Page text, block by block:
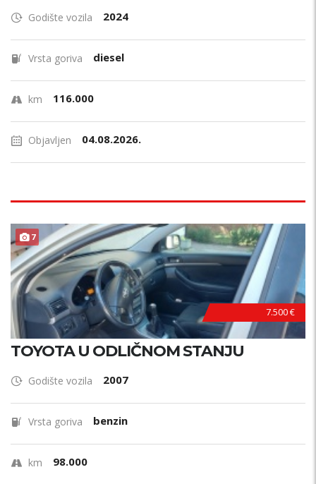
Godište vozila 2024
Vrsta goriva diesel
km 116.000
Objavljen 04.08.2026.
7
7.500 €
TOYOTA U ODLIČNOM STANJU
Godište vozila 2007
Vrsta goriva benzin
km 98.000